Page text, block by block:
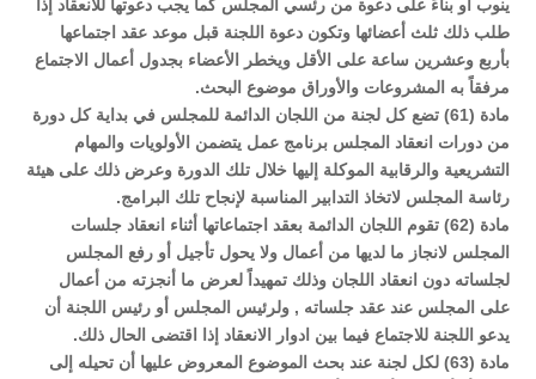
ينوب أو بناءً على دعوة من رئسي المجلس كما يجب دعوتها للانعقاد إذا
طلب ذلك ثلث أعضائها وتكون دعوة اللجنة قبل موعد عقد اجتماعها
بأربع وعشرين ساعة على الأقل ويخطر الأعضاء بجدول أعمال الاجتماع
مرفقاً به المشروعات والأوراق موضوع البحث.
مادة (61) تضع كل لجنة من اللجان الدائمة للمجلس في بداية كل دورة
من دورات انعقاد المجلس برنامج عمل يتضمن الأولويات والمهام
التشريعية والرقابية الموكلة إليها خلال تلك الدورة وعرض ذلك على هيئة
رئاسة المجلس لاتخاذ التدابير المناسبة لإنجاح تلك البرامج.
مادة (62) تقوم اللجان الدائمة بعقد اجتماعاتها أثناء انعقاد جلسات
المجلس لانجاز ما لديها من أعمال ولا يحول تأجيل أو رفع المجلس
لجلساته دون انعقاد اللجان وذلك تمهيداً لعرض ما أنجزته من أعمال
على المجلس عند عقد جلساته , ولرئيس المجلس أو رئيس اللجنة أن
يدعو اللجنة للاجتماع فيما بين ادوار الانعقاد إذا اقتضى الحال ذلك.
مادة (63) لكل لجنة عند بحث الموضوع المعروض عليها أن تحيله إلى